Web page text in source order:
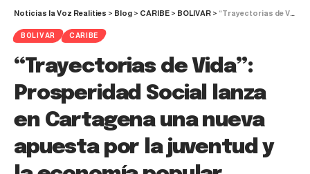
Noticias la Voz Realities > Blog > CARIBE > BOLIVAR > “Trayectorias de Vida”: Prosperidad Social lanza en Cartagena una nueva apuesta por la juventud y la economía popular
BOLIVAR CARIBE
“Trayectorias de Vida”:
Prosperidad Social lanza
en Cartagena una nueva
apuesta por la juventud y